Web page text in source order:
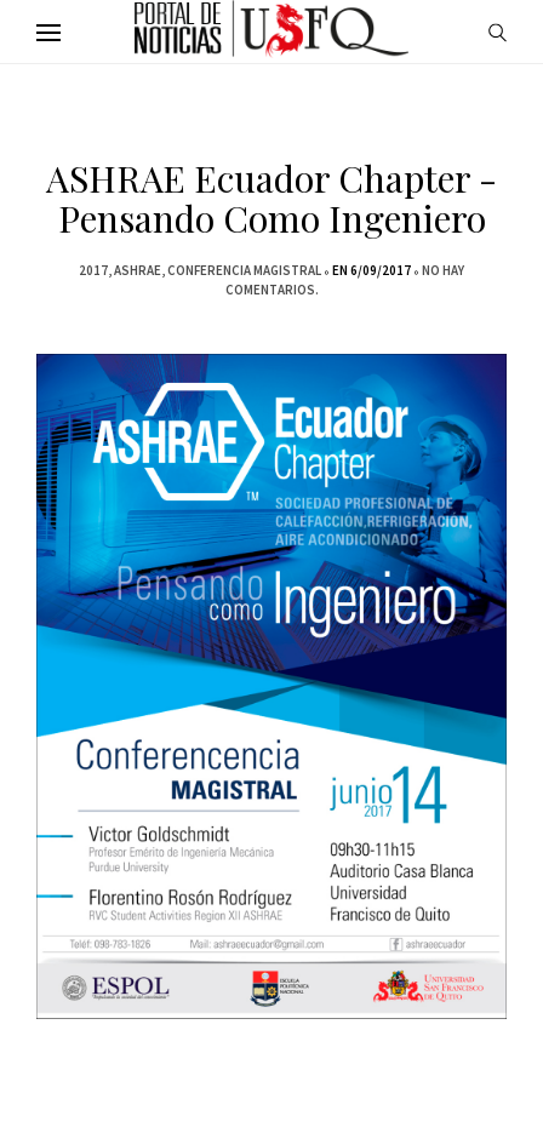
ASHRAE Ecuador Chapter -
Pensando Como Ingeniero
2017 ASHRAE CONFERENCIA MAGISTRAL EN 6/09/2017
NO HAY
COMENTARIOS.